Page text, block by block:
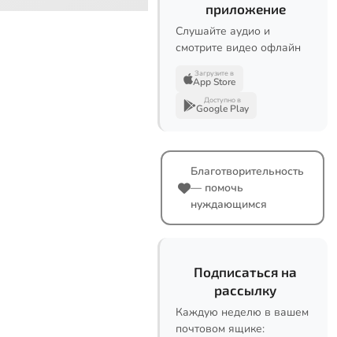
приложение
Слушайте аудио и
смотрите видео офлайн
Загрузите в
App Store
Доступно в
Google Play
Благотворительность
— помочь
нуждающимся
Подписаться на
рассылку
Каждую неделю в вашем
почтовом ящике: